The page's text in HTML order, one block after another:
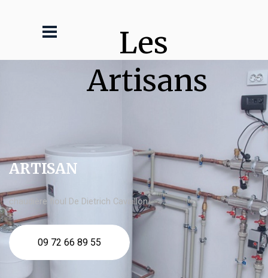
Les
Artisans
ARTISAN
chaudière fioul De Dietrich Cavaillon
09 72 66 89 55